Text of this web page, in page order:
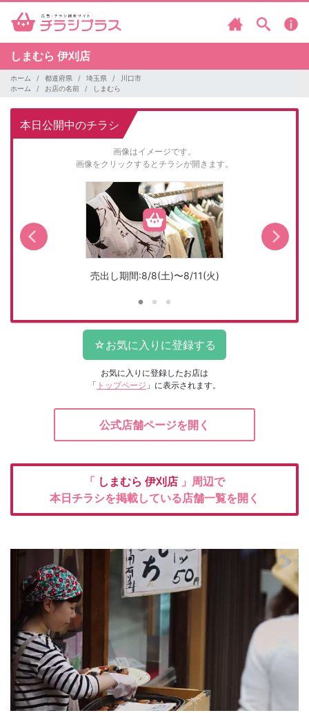
しまむら 伊刈店
ホーム 都道府県 埼玉県
川口市
ホーム
お店の名前 しまむら
本日公開中のチラシ
画像はイメージです。
画像をクリックするとチラシが開きます。
売出し期間:8/8(土)〜8/11(火)
お気に入りに登録したお店は
「 トップページ 」に表示されます。
公式店舗ページを開く
「 しまむら 伊刈店 」周辺で
本日チラシを掲載している店舗一覧を開く